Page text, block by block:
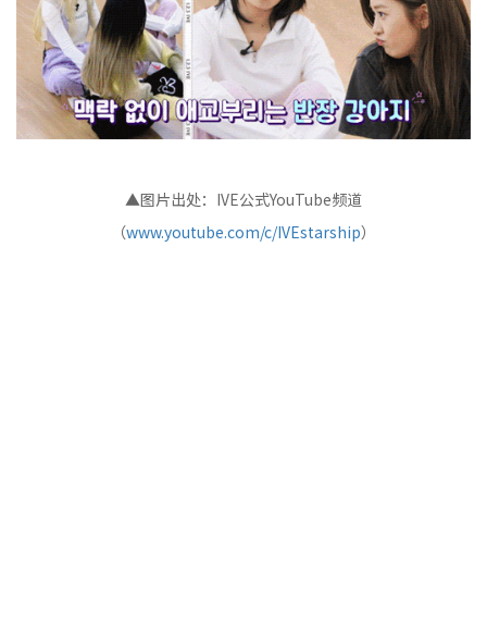
▲图片出处：IVE公式YouTube频道
（www.youtube.com/c/IVEstarship）